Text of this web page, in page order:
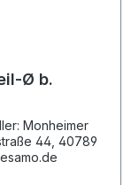
Ø b.
Monheimer
44, 40789